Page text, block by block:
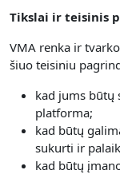
Tikslai ir teisinis
VMA renka ir
šiuo teisiniu
kad jums būtų
platforma;
kad būtų
sukurti ir
kad būtų